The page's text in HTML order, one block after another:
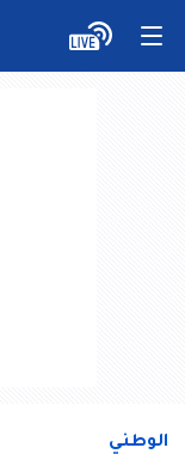
الوطني